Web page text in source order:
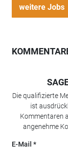
weitere Jobs
Die qualifizierte
ist
Kommentaren
angenehme
E-Mail